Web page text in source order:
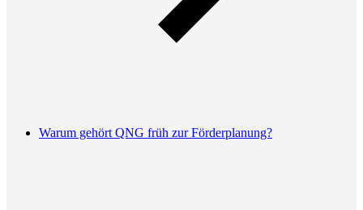
Warum gehört QNG früh zur Förderplanung?